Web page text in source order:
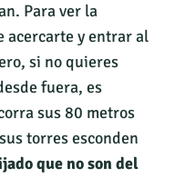
Para ver la
acercarte y entrar al
si no quieres
fuera, es
sus 80 metros
torres esconden
que no son del